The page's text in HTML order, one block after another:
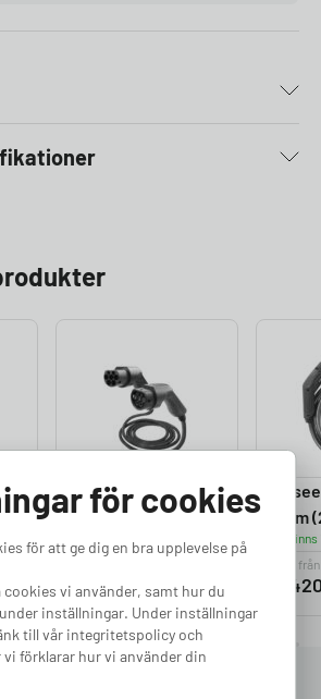
Laddkabel 5-20m
(11kW)
2 260kr
7,5m
Pris från
3
för cookies
för att ge dig en bra upplevelse på
cookies vi använder, samt hur du
inställningar. Under inställningar
till vår integritetspolicy och
förklarar hur vi använder din